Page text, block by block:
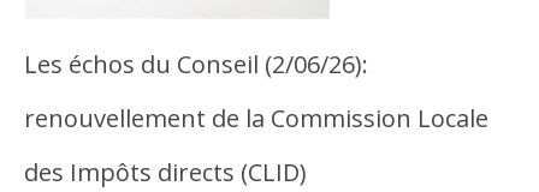
Les échos du Conseil (2/06/26):
renouvellement de la Commission Locale
des Impôts directs (CLID)